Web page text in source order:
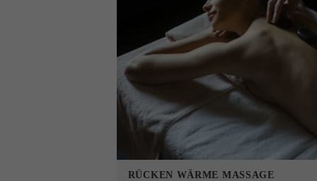
RÜCKEN WÄRME MASSAGE